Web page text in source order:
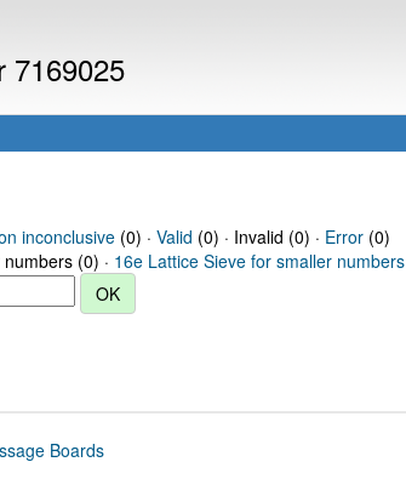
7169025
inconclusive(0) · Valid (0) · Invalid (0) · Error(0)
(0) · 16e Lattice Sieve for smaller numbers
Boards